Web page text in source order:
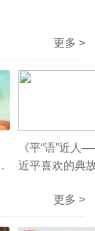
更多 >
《平“语”近人
近平喜欢的典
宜放眼量更多 >